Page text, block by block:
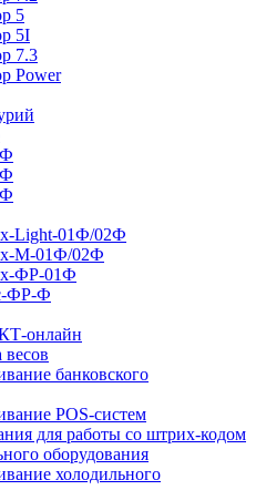
5
5I
7.3
Power
Light-01Ф/02Ф
М-01Ф/02Ф
ФР-01Ф
ФР-Ф
онлайн
банковского
POS-систем
для работы со штрих-кодом
оборудования
холодильного